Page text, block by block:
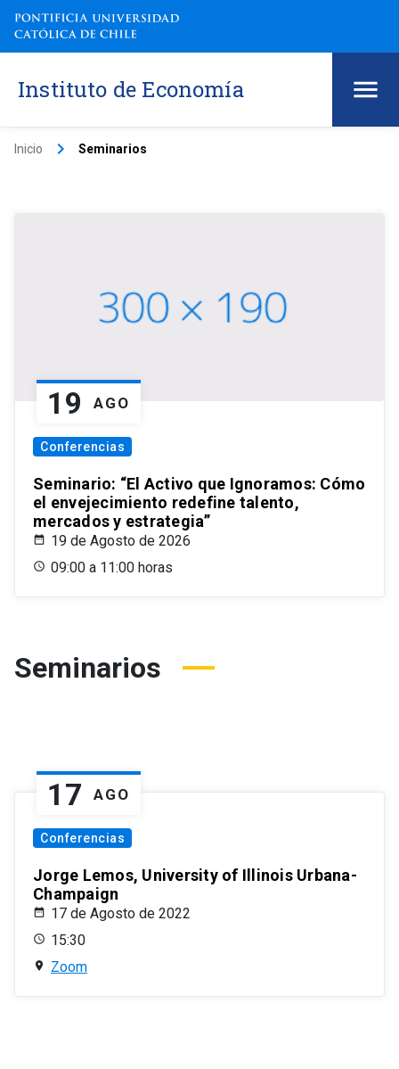
Instituto de Economía
Inicio keyboard_arrow_right Seminarios
19 AGO
Conferencias
Seminario: “El Activo que Ignoramos: Cómo
el envejecimiento redefine talento,
mercados y estrategia”
19 de Agosto de 2026
09:00 a 11:00 horas
Seminarios
17 AGO
Conferencias
Jorge Lemos, University of Illinois Urbana-
Champaign
17 de Agosto de 2022
15:30
Zoom